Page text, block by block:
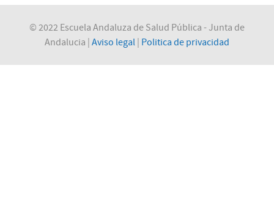
© 2022 Escuela Andaluza de Salud Pública - Junta de
Andalucia | Aviso legal Politica de privacidad